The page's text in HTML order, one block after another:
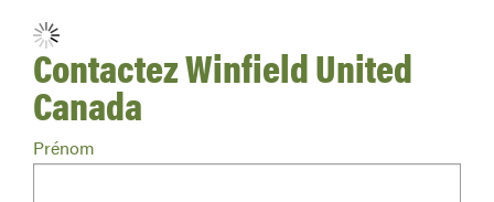
Aucun détaillant trouvé.
Contactez Winfield United
Canada
Prénom